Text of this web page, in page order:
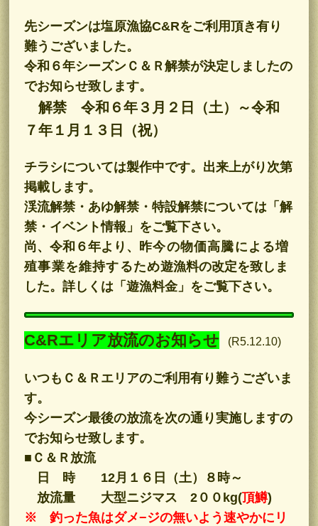
先シーズンは塩原漁協C&Rをご利用頂き有り
難うございました。
令和６年シーズンＣ＆Ｒ解禁が決定しましたの
でお知らせ致します。
解禁 令和６年３月２日（土）～令和
７年１月１３日（祝）
チラシについては製作中です。出来上がり次第
掲載します。
渓流解禁・あゆ解禁・特設解禁については「解
禁・イベント情報」をご覧下さい。
尚、令和６年より、
昨今の物価高騰による増
殖事業を維持するため遊漁料の改定を致しま
した。詳しくは「遊漁料金」をご覧下さい。
C&Rエリア放流のお知らせ (R5.12.10)
いつもＣ＆Ｒエリアのご利用有り難うございま
す。
今シーズン最後の放流を次の通り実施しますの
でお知らせ致します。
■Ｃ＆Ｒ放流
日 時 12月１６日（土）８時～
放流量 大型ニジマス 2００kg(頂鱒)
※ 釣った魚はダメ−ジの無いよう速やかにリ